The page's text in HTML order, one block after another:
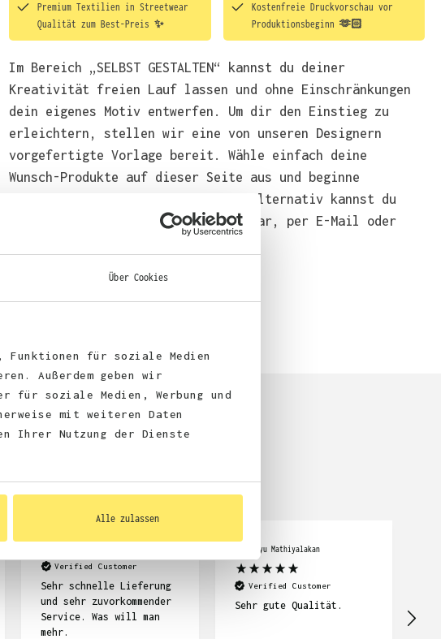
Über Cookies
Funktionen für soziale Medien
Außerdem geben wir
für soziale Medien, Werbung und
mit weiteren Daten
Ihrer Nutzung der Dienste
Alle zulassen
Premium Textilien in Streetwear
Qualität zum Best-Preis ✨
Kostenfreie Druckvorschau vor
Produktionsbeginn 🫶🏻
Im Bereich „SELBST GESTALTEN“ kannst du deiner
Kreativität freien Lauf lassen und ohne Einschränkungen
dein eigenes Motiv entwerfen. Um dir den Einstieg zu
erleichtern, stellen wir eine von unseren Designern
vorgefertigte Vorlage bereit. Wähle einfach deine
Wunsch-Produkte auf dieser Seite aus und beginne
anschließend mit der Gestaltung. Alternativ kannst du
auch bequem über das Bestellformular, per E-Mail oder
Verified Customer
Sehr schnelle Lieferung
und sehr zuvorkommender
Service. Was will man
mehr.
Abimanyu Mathiyalakan
Verified Customer
Sehr gute Qualität.